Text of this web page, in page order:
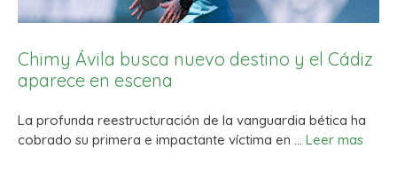
Chimy Ávila busca nuevo destino y el Cádiz
aparece en escena
La profunda reestructuración de la vanguardia bética ha
cobrado su primera e impactante víctima en … Leer mas